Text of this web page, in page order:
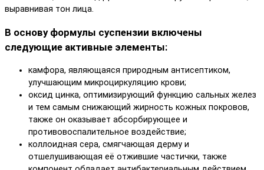
выравнивая тон лица.
В основу формулы суспензии включены
следующие активные элементы:
камфора, являющаяся природным антисептиком,
улучшающим микроциркуляцию крови;
оксид цинка, оптимизирующий функцию сальных желез
и тем самым снижающий жирность кожных покровов,
также он оказывает абсорбирующее и
противовоспалительное воздействие;
коллоидная сера, смягчающая дерму и
отшелушивающая её отжившие частички, также